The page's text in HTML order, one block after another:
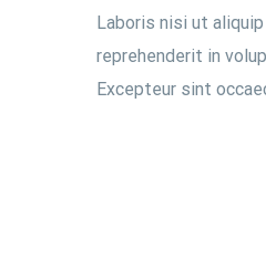
Laboris nisi ut
reprehenderit in
Excepteur sint